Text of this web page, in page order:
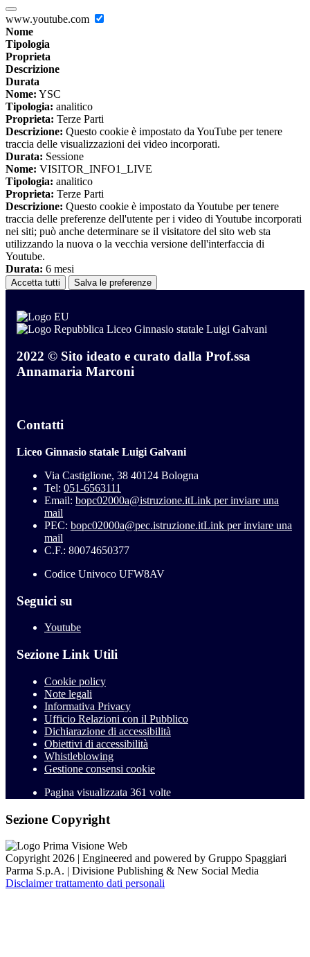
www.youtube.com
Nome
Tipologia
Proprieta
Descrizione
Durata
Nome: YSC
Tipologia: analitico
Proprieta: Terze Parti
Descrizione: Questo cookie è impostato da YouTube per tenere
traccia delle visualizzazioni dei video incorporati.
Durata: Sessione
Nome: VISITOR_INFO1_LIVE
Tipologia: analitico
Proprieta: Terze Parti
Descrizione: Questo cookie è impostato da Youtube per tenere
traccia delle preferenze dell'utente per i video di Youtube incorporati
nei siti; può anche determinare se il visitatore del sito web sta
utilizzando la nuova o la vecchia versione dell'interfaccia di
Youtube.
Durata: 6 mesi
Accetta tutti Salva le preferenze
Liceo Ginnasio statale Luigi Galvani
2022 © Sito ideato e curato dalla Prof.ssa
Annamaria Marconi
Contatti
Liceo Ginnasio statale Luigi Galvani
Via Castiglione, 38 40124 Bologna
Tel: 051-6563111
Email: bopc02000a@istruzione.itLink per inviare una
mail
PEC: bopc02000a@pec.istruzione.itLink per inviare una
mail
C.F.: 80074650377
Codice Univoco UFW8AV
Seguici su
Youtube
Sezione Link Utili
Cookie policy
Note legali
Informativa Privacy
Ufficio Relazioni con il Pubblico
Dichiarazione di accessibilità
Obiettivi di accessibilità
Whistleblowing
Gestione consensi cookie
Pagina visualizzata 361 volte
Sezione Copyright
Copyright 2026 | Engineered and powered by Gruppo Spaggiari
Parma S.p.A. | Divisione Publishing & New Social Media
Disclaimer trattamento dati personali